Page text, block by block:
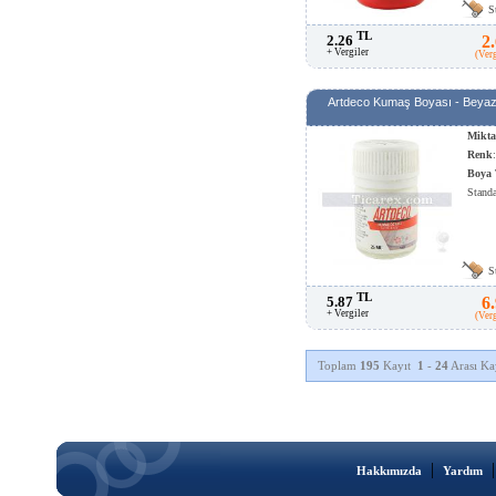
2.26 TL
+ Vergiler
Artdeco Kumaş Boyası -
Renk
Boya
5.87 TL
+ Vergiler
Toplam 195 Kayıt 1 - 24 Arası
Hakkımızda | Yardım